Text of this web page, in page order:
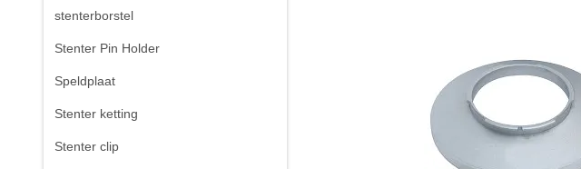
stenterborstel
Stenter Pin Holder
Speldplaat
Stenter ketting
Stenter clip